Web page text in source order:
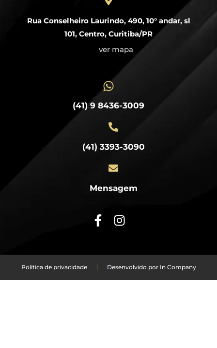
Rua Conselheiro Laurindo, 490, 10° andar, sl
101, Centro, Curitiba/PR
ver mapa
(41) 9 8436-3009
(41) 3393-3090
Mensagem
Política de privacidade Desenvolvido por In Company